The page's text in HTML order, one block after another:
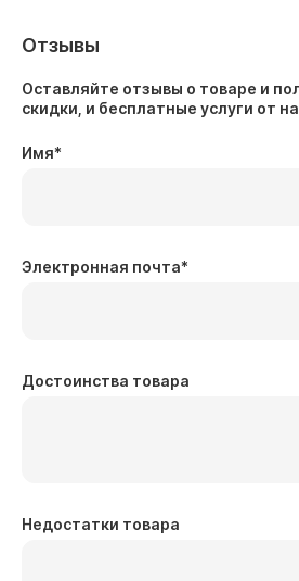
Отзывы
Оставляйте отзывы о товаре и
скидки, и бесплатные услуги от
Имя*
Электронная почта*
Достоинства товара
Недостатки товара